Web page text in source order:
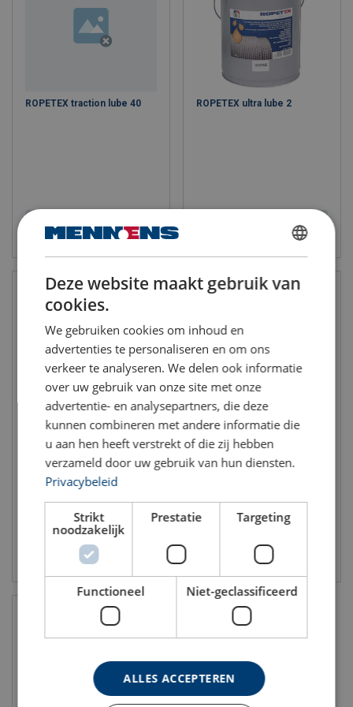
ROPETEX traction lube 40
Bekijk product
ROPETEX ultra lube 2
Bekijk product
Bel-Ray wire rope lubricant
low viscosity
Bekijk product
Bel-Ray 6 in 1
Bekijk product
DUTCH
ENGLISH TRANSLATION
Deze website maakt gebruik van
cookies.
We gebruiken cookies om inhoud en
advertenties te personaliseren en om ons
verkeer te analyseren. We delen ook informatie
over uw gebruik van onze site met onze
advertentie- en analysepartners, die deze
kunnen combineren met andere informatie die
u aan hen heeft verstrekt of die zij hebben
verzameld door uw gebruik van hun diensten.
Privacybeleid
Strikt
noodzakelijk
Prestatie Targeting
Functioneel Niet-geclassificeerd
ALLES ACCEPTEREN